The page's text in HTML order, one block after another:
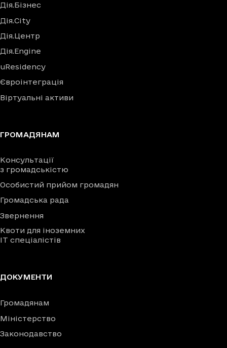
Дія.Бізнес
Дія.City
Дія.Центр
Дія.Engine
uResidency
Євроінтеграція
Віртуальні активи
ГРОМАДЯНАМ
Консультації
з громадськістю
Особистий прийом громадян
Громадська рада
Звернення
Квоти для іноземних
IT спеціалістів
ДОКУМЕНТИ
Громадянам
Міністерство
Законодавство